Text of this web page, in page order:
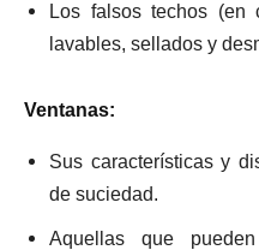
Los falsos techos (en
lavables, sellados y
Ventanas:
Sus características y
de suciedad.
Aquellas que